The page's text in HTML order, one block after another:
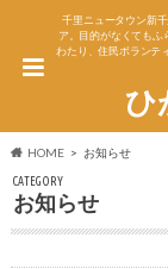
千里ニュータウン新
ア。目的がなくてもふ
わたり、住民ボランテ
ひ
HOME お知らせ
CATEGORY
お知らせ